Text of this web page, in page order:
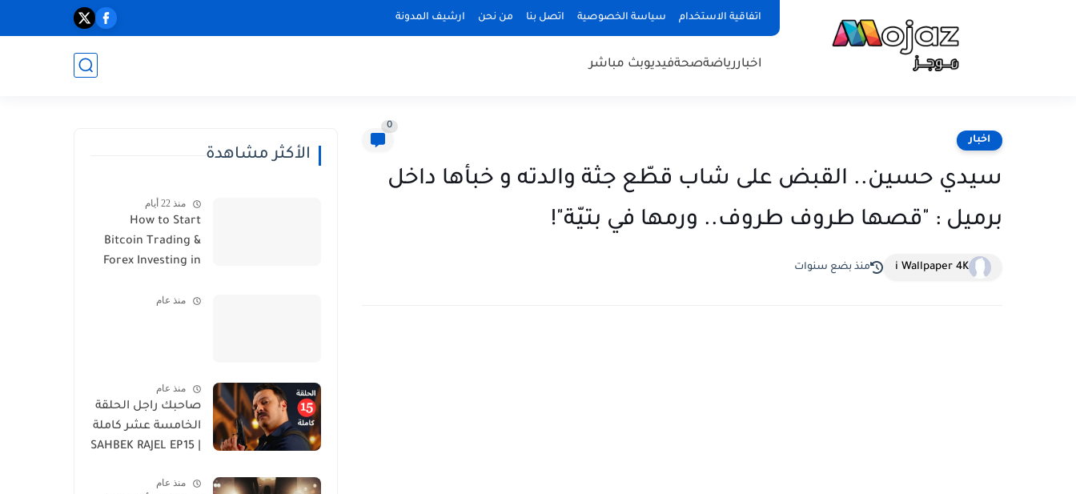
اتفاقية الاستخدام سياسة الخصوصية اتصل بنا من نحن ارشيف المدونة
اخباررياضةصحةفيديوبث مباشر
اخبار
0
سيدي حسين.. القبض على شاب قطّع جثة والدته و خبأها داخل
برميل : "قصها طروف طروف.. ورمها في بتيّة"!
i Wallpaper 4K منذ بضع سنوات
الأكثر مشاهدة
منذ 22 أيام
How to Start
Bitcoin Trading &
Forex Investing in
منذ عام
منذ عام
صاحبك راجل الحلقة
الخامسة عشر كاملة
منذ عام